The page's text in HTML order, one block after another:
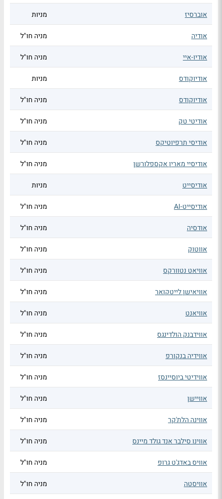
אוברסיז
מניות
אודיה מניה חו"ל
אודיו-איי מניה חו"ל
אודיוקודס מניות
אודיוקודס מניה חו"ל
אודיטי טק מניה חו"ל
אודיסי תרפיוטיקס מניה חו"ל
אודיסיי מארין אקספלורשן מניה חו"ל
אודיסייט מניות
אודיסייט-AI מניה חו"ל
אודסיה מניה חו"ל
אווטוק מניה חו"ל
אוויאט נטוורקס מניה חו"ל
אוויאישן לייטקואר מניה חו"ל
אוויאנט מניה חו"ל
אווידבנק הולדינגס מניה חו"ל
אווידיה בנקורפ מניה חו"ל
אווידיטי ביוסיינסז מניה חו"ל
אוויישן מניה חו"ל
אווינה הלת'קר מניה חו"ל
אווינו סילבר אנד גולד מיינס מניה חו"ל
אוויס באדג'ט גרופ מניה חו"ל
אוויסטה מניה חו"ל